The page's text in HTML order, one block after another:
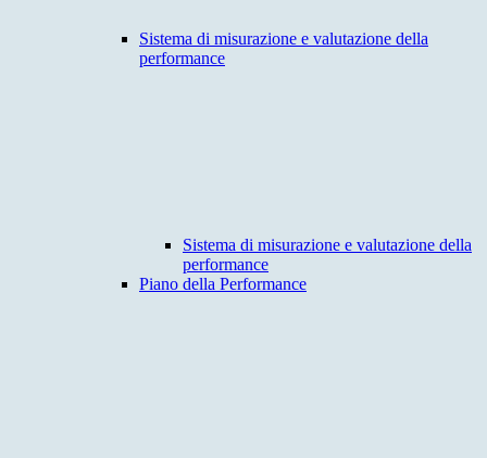
Sistema di misurazione e valutazione della
performance
Sistema di misurazione e valutazione della
performance
Piano della Performance